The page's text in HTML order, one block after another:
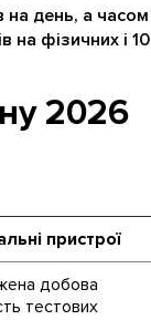
на день, а часом
на фізичних і 10
2026
пристрої
добова
тестових